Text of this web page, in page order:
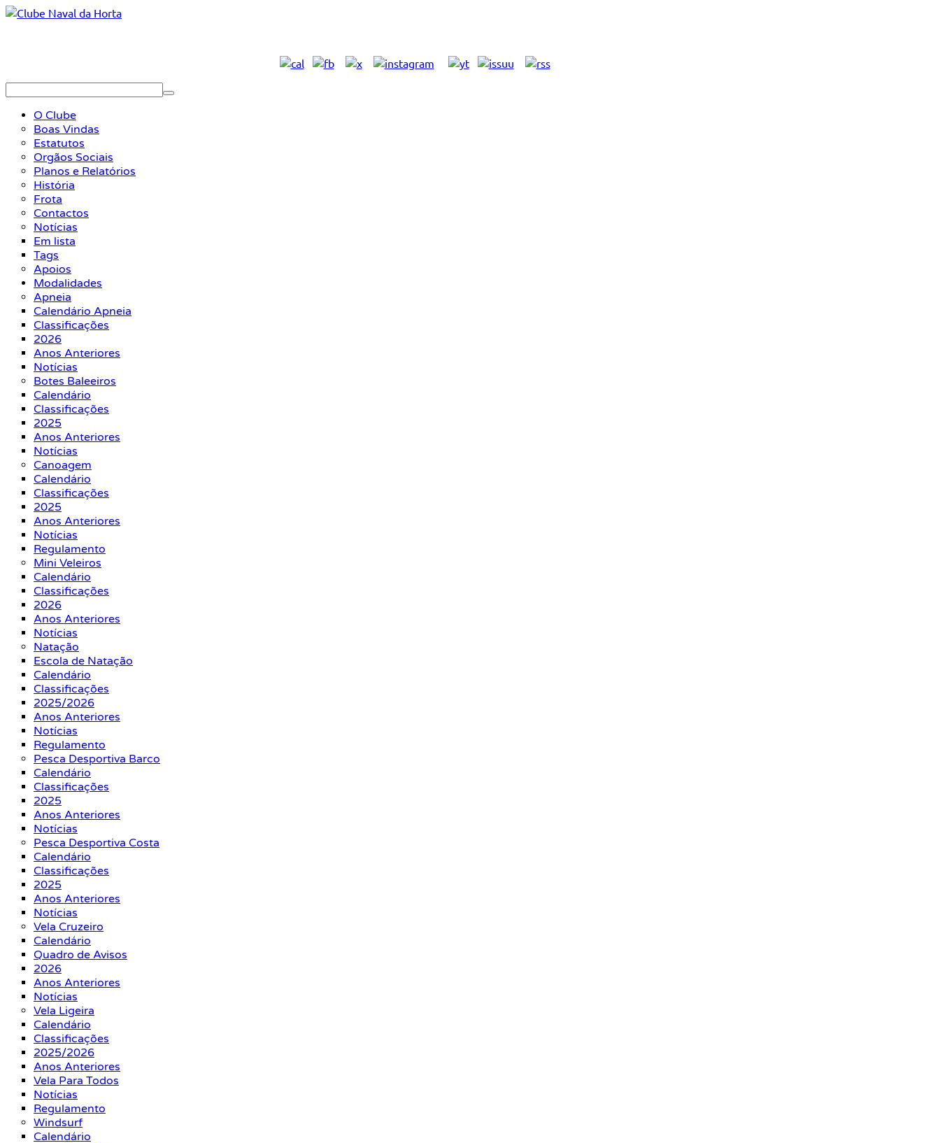
O Clube
Boas Vindas
Estatutos
Orgãos Sociais
Planos e Relatórios
História
Frota
Contactos
Notícias
Em lista
Tags
Apoios
Modalidades
Apneia
Calendário Apneia
Classificações
2026
Anos Anteriores
Notícias
Botes Baleeiros
Calendário
Classificações
2025
Anos Anteriores
Notícias
Canoagem
Calendário
Classificações
2025
Anos Anteriores
Notícias
Regulamento
Mini Veleiros
Calendário
Classificações
2026
Anos Anteriores
Notícias
Natação
Escola de Natação
Calendário
Classificações
2025/2026
Anos Anteriores
Notícias
Regulamento
Pesca Desportiva Barco
Calendário
Classificações
2025
Anos Anteriores
Notícias
Pesca Desportiva Costa
Calendário
Classificações
2025
Anos Anteriores
Notícias
Vela Cruzeiro
Calendário
Quadro de Avisos
2026
Anos Anteriores
Notícias
Vela Ligeira
Calendário
Classificações
2025/2026
Anos Anteriores
Vela Para Todos
Notícias
Regulamento
Windsurf
Calendário